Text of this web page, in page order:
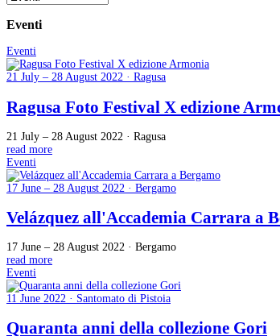
Eventi
Eventi
21 July – 28 August 2022 · Ragusa
Ragusa Foto Festival X edizione
21 July – 28 August 2022 · Ragusa
read more
Eventi
17 June – 28 August 2022 · Bergamo
Velázquez all'Accademia Carrara a
17 June – 28 August 2022 · Bergamo
read more
Eventi
11 June 2022 · Santomato di Pistoia
Quaranta anni della collezione Gori